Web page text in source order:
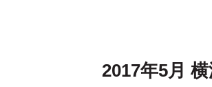
2017年5月